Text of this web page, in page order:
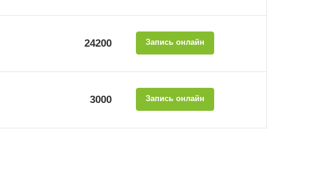
24200 Запись онлайн
3000 Запись онлайн